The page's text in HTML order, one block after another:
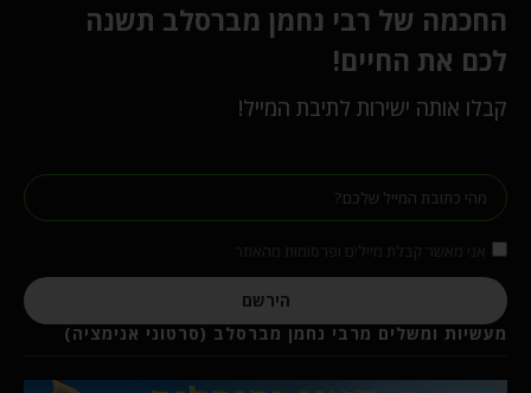
החכמה של רבי נחמן מברסלב תשנה
לכם את החיים!
קבלו אותה ישירות לתיבת המייל!
הירשם
מעשיות ומשלים מרבי נחמן מברסלב (סרטוני אנימציה)